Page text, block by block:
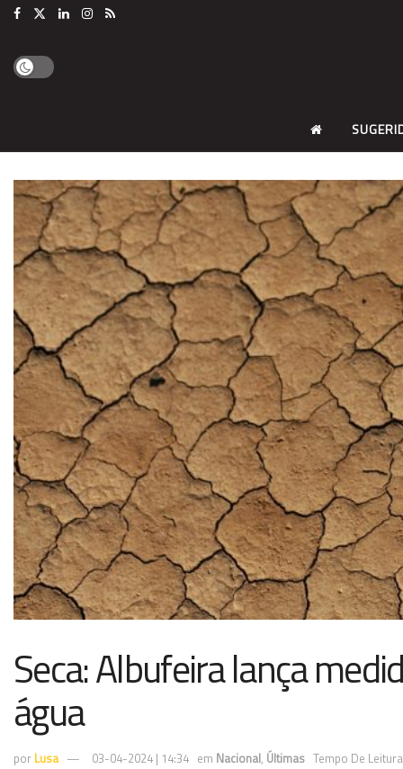
Seca: Albufeira lança
água
por Lusa 03-04-2024 | 14:34 em Nacional, Últimas Tempo De